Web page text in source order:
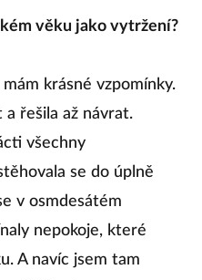
věku jako vytržení?
krásné vzpomínky.
řešila až návrat.
všechny
se do úplně
v osmdesátém
nepokoje, které
A navíc jsem tam